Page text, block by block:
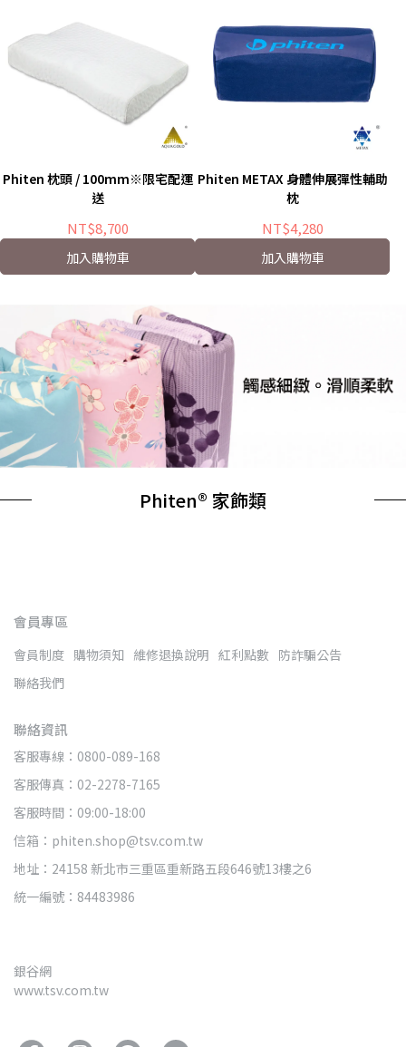
Phiten 枕頭 / 100mm※限宅配運
送
NT$8,700
加入購物車
Phiten METAX 身體伸展彈性輔助
枕
NT$4,280
加入購物車
Phiten® 家飾類
會員專區
會員制度 購物須知 維修退換說明 紅利點數 防詐騙公告
聯絡我們
聯絡資訊
客服專線：0800-089-168
客服傳真：02-2278-7165
客服時間：09:00-18:00
信箱：phiten.shop@tsv.com.tw
地址：24158 新北市三重區重新路五段646號13樓之6
統一編號：84483986
銀谷網
www.tsv.com.tw